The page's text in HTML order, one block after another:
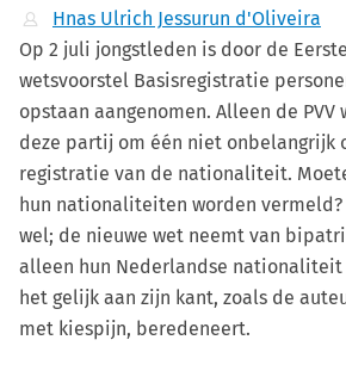
Hnas Ulrich Jessurun d'Oliveira
Op 2 juli jongstleden is door de
wetsvoorstel Basisregistratie
opstaan aangenomen. Alleen de PVV
deze partij om één niet onbelangrijk
registratie van de nationaliteit.
hun nationaliteiten worden vermeld?
wel; de nieuwe wet neemt van
alleen hun Nederlandse nationaliteit
het gelijk aan zijn kant, zoals de
met kiespijn, beredeneert.